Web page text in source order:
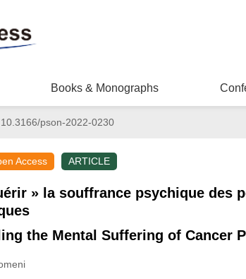
Books & Monographs
pson-2022-0230
Access ARTICLE
» la souffrance psychique des
the Mental Suffering of Cancer